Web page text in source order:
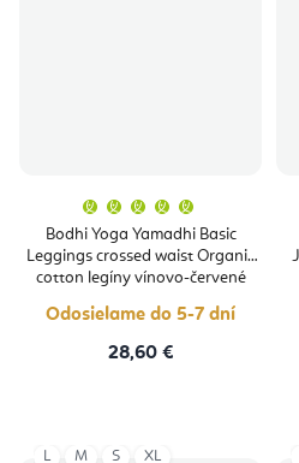
Bodhi Yoga Yamadhi Basic
Leggings crossed waist Organic
cotton legíny vínovo-červené
produktu
je
5,0
z
5
hviezdičiek.
Odosielame do 5-7 dní
28,60 €
L M S XL